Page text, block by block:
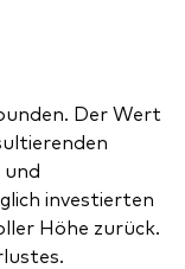
Der Wert
investierten
Höhe zurück.